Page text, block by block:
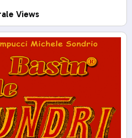
Views